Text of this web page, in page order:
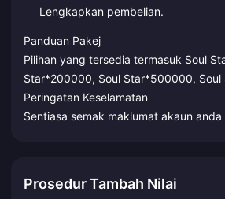
Lengkapkan pembelian.
Panduan Pakej
Pilihan yang tersedia termasuk Soul
Star*200000, Soul Star*500000,
Peringatan Keselamatan
Sentiasa semak maklumat akaun
Prosedur Tambah Nilai